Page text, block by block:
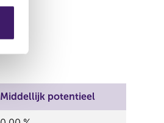
Middellijk potentieel